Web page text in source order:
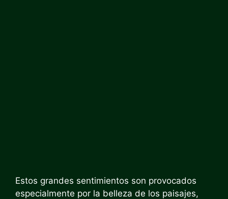
Estos grandes sentimientos son provocados
especialmente por la belleza de los paisajes,